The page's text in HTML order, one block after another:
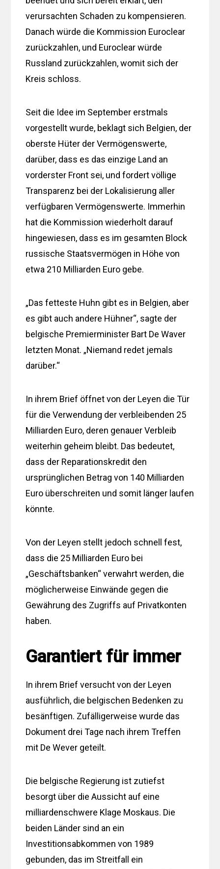
verursachten Schaden zu kompensieren.
Danach würde die Kommission Euroclear
zurückzahlen, und Euroclear würde
Russland zurückzahlen, womit sich der
Kreis schloss.
Seit die Idee im September erstmals
vorgestellt wurde, beklagt sich Belgien, der
oberste Hüter der Vermögenswerte,
darüber, dass es das einzige Land an
vorderster Front sei, und fordert völlige
Transparenz bei der Lokalisierung aller
verfügbaren Vermögenswerte. Immerhin
hat die Kommission wiederholt darauf
hingewiesen, dass es im gesamten Block
russische Staatsvermögen in Höhe von
etwa 210 Milliarden Euro gebe.
„Das fetteste Huhn gibt es in Belgien, aber
es gibt auch andere Hühner“, sagte der
belgische Premierminister Bart De Waver
letzten Monat. „Niemand redet jemals
darüber.“
In ihrem Brief öffnet von der Leyen die Tür
für die Verwendung der verbleibenden 25
Milliarden Euro, deren genauer Verbleib
weiterhin geheim bleibt. Das bedeutet,
dass der Reparationskredit den
ursprünglichen Betrag von 140 Milliarden
Euro überschreiten und somit länger laufen
könnte.
Von der Leyen stellt jedoch schnell fest,
dass die 25 Milliarden Euro bei
„Geschäftsbanken“ verwahrt werden, die
möglicherweise Einwände gegen die
Gewährung des Zugriffs auf Privatkonten
haben.
Garantiert für immer
In ihrem Brief versucht von der Leyen
ausführlich, die belgischen Bedenken zu
besänftigen. Zufälligerweise wurde das
Dokument drei Tage nach ihrem Treffen
mit De Wever geteilt.
Die belgische Regierung ist zutiefst
besorgt über die Aussicht auf eine
milliardenschwere Klage Moskaus. Die
beiden Länder sind an ein
Investitionsabkommen von 1989
gebunden, das im Streitfall ein